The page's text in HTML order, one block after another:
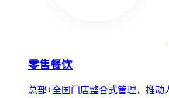
零售餐饮
总部+全国门店整合式管理，推动